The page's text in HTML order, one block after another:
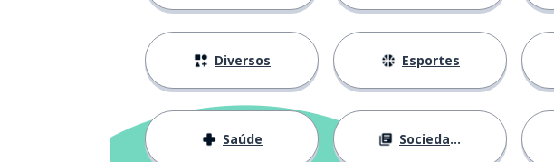
Diversos Esportes
Saúde Sociedade